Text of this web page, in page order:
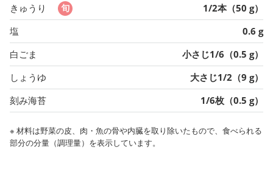
きゅうり
1/2本（50 g）
塩
0.6 g
白ごま
小さじ1/6（0.5 g）
しょうゆ
大さじ1/2（9 g）
刻み海苔
1/6枚（0.5 g）
※ 材料は野菜の皮、肉・魚の骨や内臓を取り除いたもので、食べられる
部分の分量（調理量）を表示しています。